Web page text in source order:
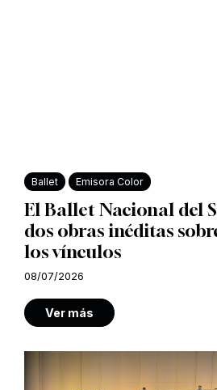
Ballet Emisora Color
El Ballet Nacional del
dos obras inéditas
los vínculos
08/07/2026
Ver más